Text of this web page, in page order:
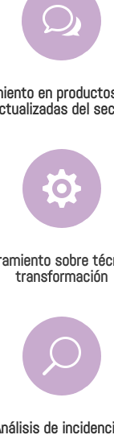
w
en
del

sobre
transformación
U
de